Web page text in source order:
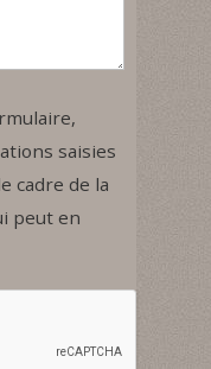
saisies
cadre de la
peut en